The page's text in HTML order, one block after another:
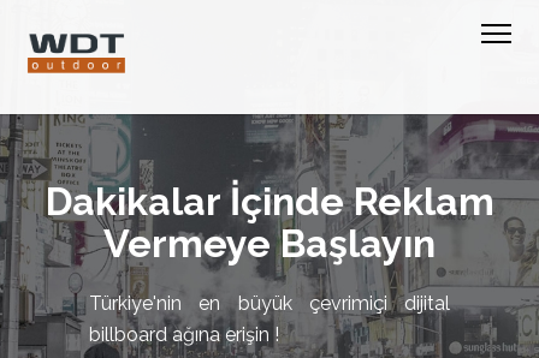
Dakikalar İçinde Reklam
Vermeye Başlayın
Türkiye'nin en büyük çevrimiçi dijital
billboard ağına erişin !